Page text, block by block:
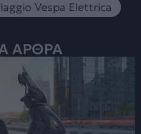
Vespa Elettrica
ΑΡΘΡΑ